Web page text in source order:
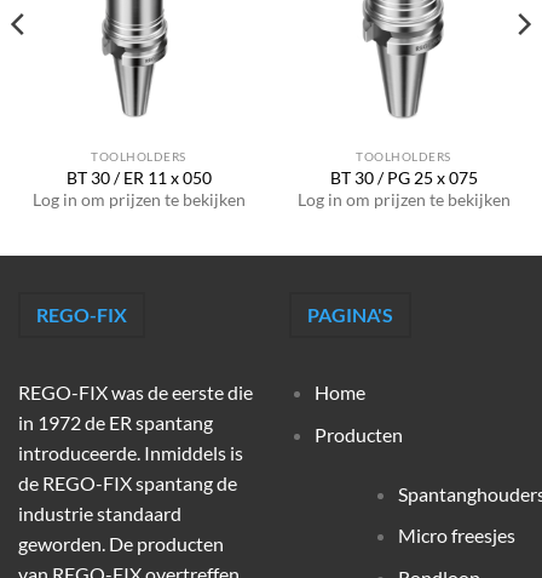
TOOLHOLDERS
BT 30 / ER 11 x 050
Log in om prijzen te bekijken
TOOLHOLDERS
BT 30 / PG 25 x 075
Log in om prijzen te bekijken
REGO-FIX
REGO-FIX was de eerste die
in 1972 de ER spantang
introduceerde. Inmiddels is
de REGO-FIX spantang de
industrie standaard
geworden. De producten
PAGINA'S
Home
Producten
Micro freesjes